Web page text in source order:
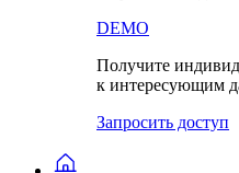
в публичном